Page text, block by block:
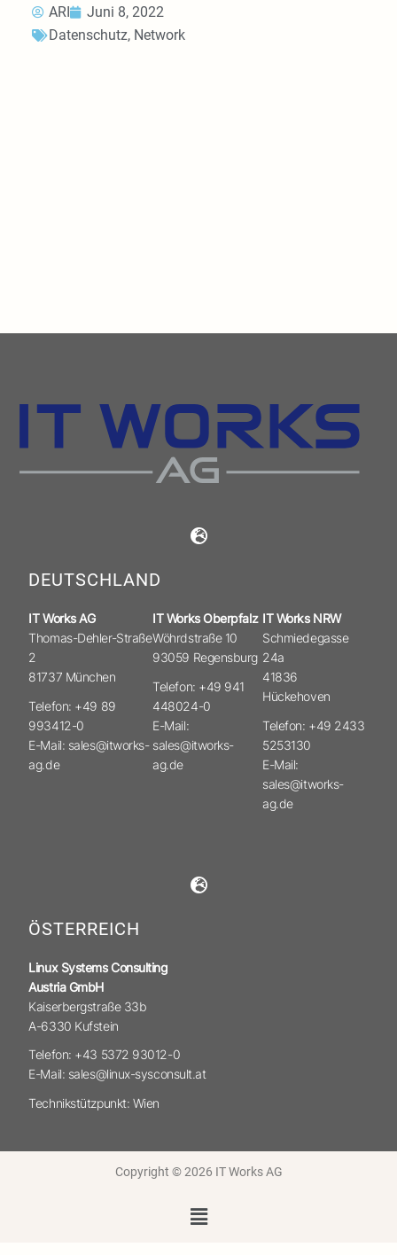
ARI
Juni 8, 2022
Datenschutz, Network
DEUTSCHLAND
IT Works AG
Thomas-Dehler-Straße
2
81737 München
Telefon: +49 89
993412-0
E-Mail: sales@itworks-
ag.de
IT Works Oberpfalz
Wöhrdstraße 10
93059 Regensburg
Telefon: +49 941
448024-0
E-Mail:
sales@itworks-
ag.de
IT Works NRW
Schmiedegasse
24a
41836
Hückehoven
Telefon: +49 2433
5253130
E-Mail:
sales@itworks-
ag.de
ÖSTERREICH
Linux Systems Consulting
Austria GmbH
Kaiserbergstraße 33b
A-6330 Kufstein
Telefon: +43 5372 93012-0
E-Mail: sales@linux-sysconsult.at
Technikstützpunkt: Wien
Copyright © 2026 IT Works AG
Menü